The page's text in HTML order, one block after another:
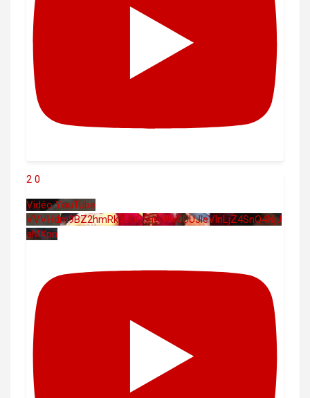
2 0
Vidéo YouTube
VVVHdm9BZ2hmRk5UbG5hOWw0UUJleVlnLjZ4SnQ4NjJ
aMXpn